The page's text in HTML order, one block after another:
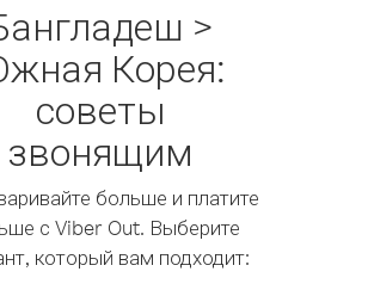
>
Корея:
советы
звонящим
больше и платите
с Viber Out. Выберите
который вам подходит: